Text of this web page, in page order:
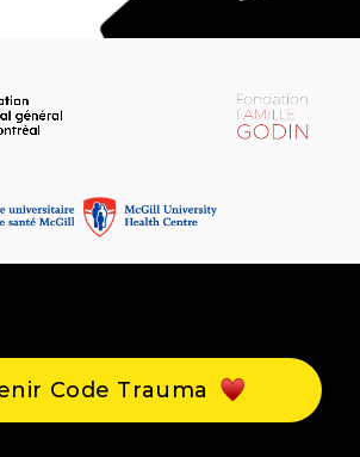
Activités
Blogue
Contact
Code Trauma